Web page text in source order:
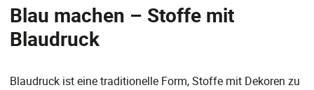
Blau machen – Stoffe mit
Blaudruck
Blaudruck ist eine traditionelle Form, Stoffe mit Dekoren zu